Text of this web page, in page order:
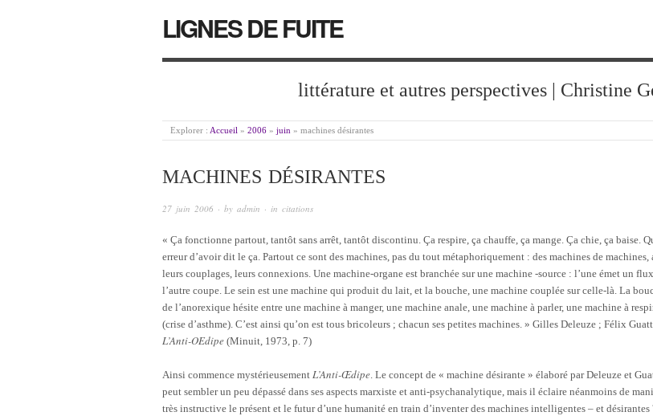
LIGNES DE FUITE
littérature et autres perspectives | Christine
Explorer : Accueil » 2006 » juin » machines désirantes
MACHINES DÉSIRANTES
27 juin 2006 · by admin · in citations
« Ça fonctionne partout, tantôt sans arrêt, tantôt discontinu. Ça respire, ça chauffe, ça mange. Ça chie, ça baise.
erreur d’avoir dit le ça. Partout ce sont des machines, pas du tout métaphoriquement : des machines de machines,
leurs couplages, leurs connexions. Une machine-organe est branchée sur une machine -source : l’une émet un
l’autre coupe. Le sein est une machine qui produit du lait, et la bouche, une machine couplée sur celle-là. La
de l’anorexique hésite entre une machine à manger, une machine anale, une machine à parler, une machine à
(crise d’asthme). C’est ainsi qu’on est tous bricoleurs ; chacun ses petites machines. » Gilles Deleuze ; Félix
L’Anti-OEdipe (Minuit, 1973, p. 7)
Ainsi commence mystérieusement L’Anti-Œdipe . Le concept de « machine désirante » élaboré par Deleuze et
peut sembler un peu dépassé dans ses aspects marxiste et anti-psychanalytique, mais il éclaire néanmoins de
très instructive le présent et le futur d’une humanité en train d’inventer des machines intelligentes – et désirantes